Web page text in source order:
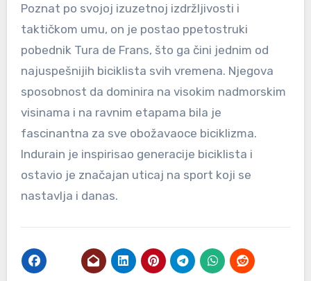
Poznat po svojoj izuzetnoj izdržljivosti i
taktičkom umu, on je postao ppetostruki
pobednik Tura de Frans, što ga čini jednim od
najuspešnijih biciklista svih vremena. Njegova
sposobnost da dominira na visokim nadmorskim
visinama i na ravnim etapama bila je
fascinantna za sve obožavaoce biciklizma.
Indurain je inspirisao generacije biciklista i
ostavio je značajan uticaj na sport koji se
nastavlja i danas.